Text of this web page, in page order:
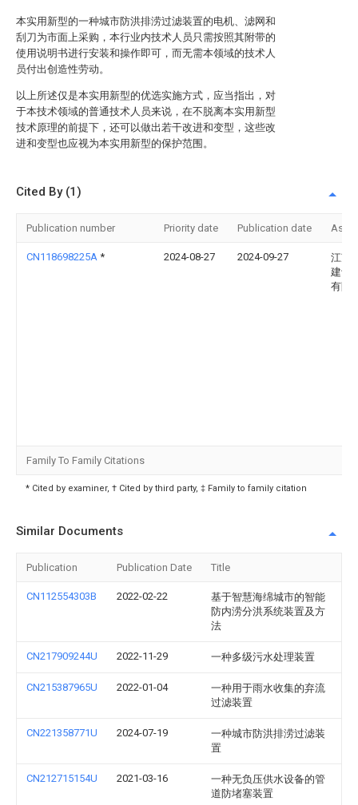
本实用新型的一种城市防洪排涝过滤装置的电机、滤网和
刮刀为市面上采购，本行业内技术人员只需按照其附带的
使用说明书进行安装和操作即可，而无需本领域的技术人
员付出创造性劳动。
以上所述仅是本实用新型的优选实施方式，应当指出，对
于本技术领域的普通技术人员来说，在不脱离本实用新型
技术原理的前提下，还可以做出若干改进和变型，这些改
进和变型也应视为本实用新型的保护范围。
Cited By (1)
Publication number Priority date Publication date
CN118698225A * 2024-08-27 2024-09-27
江苏
建设
有限
Family To Family Citations
* Cited by examiner, † Cited by third party, ‡ Family to family citation
Similar Documents
Publication Publication Date Title
CN112554303B 2022-02-22
基于智慧海绵城市的智能
防内涝分洪系统装置及方
法
CN217909244U 2022-11-29 一种多级污水处理装置
CN215387965U 2022-01-04
一种用于雨水收集的弃流
过滤装置
CN221358771U 2024-07-19
一种城市防洪排涝过滤装
置
CN212715154U 2021-03-16
一种无负压供水设备的管
道防堵塞装置